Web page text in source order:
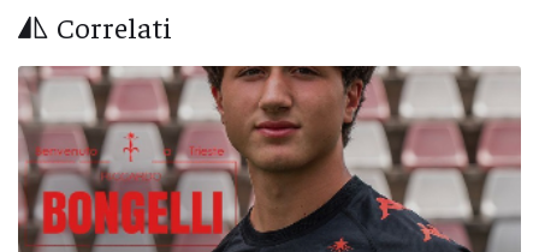
Correlati